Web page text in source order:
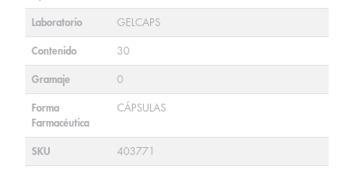
Laboratorio GELCAPS
Contenido 30
Gramaje 0
Forma
Farmacéutica
CÁPSULAS
SKU 403771